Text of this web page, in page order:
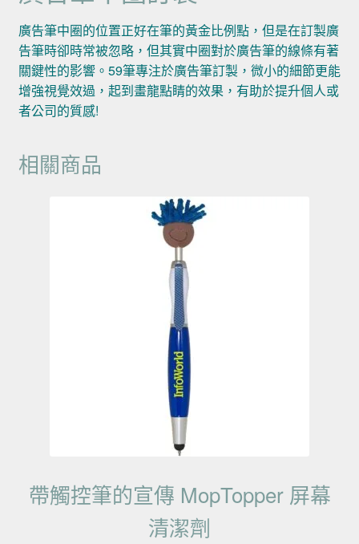
廣告筆中圈的位置正好在筆的黃金比例點，但是在訂製廣
告筆時卻時常被忽略，但其實中圈對於廣告筆的線條有著
關鍵性的影響。59筆專注於廣告筆訂製，微小的細節更能
增強視覺效過，起到畫龍點睛的效果，有助於提升個人或
者公司的質感!
相關商品
帶觸控筆的宣傳 MopTopper 屏幕
清潔劑